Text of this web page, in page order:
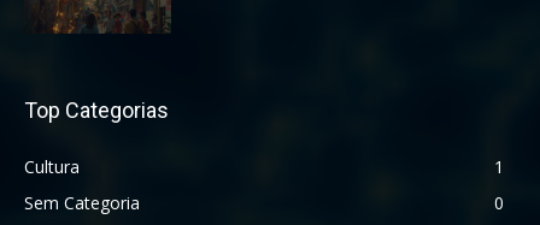
Top Categorias
Cultura
1
Sem Categoria
0